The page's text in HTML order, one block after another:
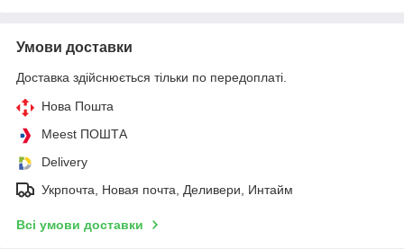
Умови доставки
Доставка здійснюється тільки по передоплаті.
Нова Пошта
Meest ПОШТА
Delivery
Укрпочта, Новая почта, Деливери, Интайм
Всі умови доставки